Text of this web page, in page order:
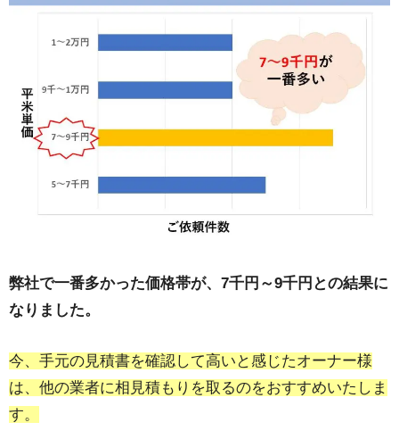
法
4-1.管理会社ではなく塗装業者に依頼する
4-3.減価償却で確定申告する
4-4.コンサルは入れずに塗装業者に依頼する
5.費用が足りない場合はリフォームローンの利用も
弊社で一番多かった価格帯が、7千円～9千円との結果に
なりました。
今、手元の見積書を確認して高いと感じたオーナー様
は、他の業者に相見積もりを取るのをおすすめいたしま
す。